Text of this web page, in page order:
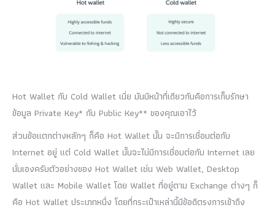
Hot Wallet กับ Cold Wallet เนี่ย มันมีหน้าที่เดียวกันคือการเก็บรักษา
ข้อมูล Private Key* กับ Public Key** ของคุณเอาไว้
ส่วนข้อแตกต่างหลักๆ ก็คือ Hot Wallet นั้น จะมีการเชื่อมต่อกับ
Internet อยู่ แต่ Cold Wallet นั้นจะไม่มีการเชื่อมต่อกับ Internet เลย
นั่นเองครับตัวอย่างของ Hot Wallet เช่น Web Wallet, Desktop
Wallet และ Mobile Wallet โดย Wallet ที่อยู่ตาม Exchange ต่างๆ ก็
คือ Hot Wallet ประเภทหนึ่ง โดยที่กระเป๋าเหล่านี้มีข้อดีตรงการเข้าถึง